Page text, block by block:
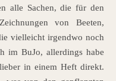
alle Sachen, die für den
von Beeten,
vielleicht irgendwo noch
im BuJo, allerdings habe
in einem Heft direkt.